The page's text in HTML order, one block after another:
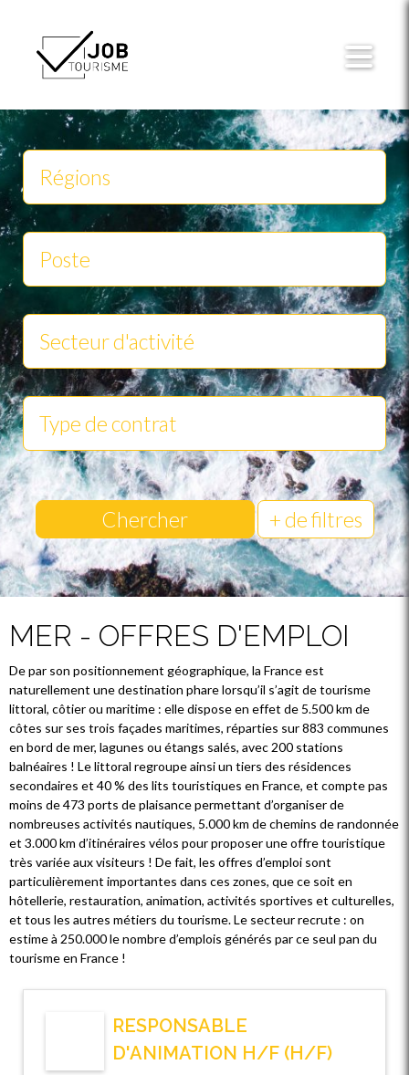
Chercher + de filtres
MER - OFFRES D'EMPLOI
De par son positionnement géographique, la France est
naturellement une destination phare lorsqu’il s’agit de tourisme
littoral, côtier ou maritime : elle dispose en effet de 5.500 km de
côtes sur ses trois façades maritimes, réparties sur 883 communes
en bord de mer, lagunes ou étangs salés, avec 200 stations
balnéaires ! Le littoral regroupe ainsi un tiers des résidences
secondaires et 40 % des lits touristiques en France, et compte pas
moins de 473 ports de plaisance permettant d’organiser de
nombreuses activités nautiques, 5.000 km de chemins de randonnée
et 3.000 km d’itinéraires vélos pour proposer une offre touristique
très variée aux visiteurs ! De fait, les offres d’emploi sont
particulièrement importantes dans ces zones, que ce soit en
hôtellerie, restauration, animation, activités sportives et culturelles,
et tous les autres métiers du tourisme. Le secteur recrute : on
estime à 250.000 le nombre d’emplois générés par ce seul pan du
tourisme en France !
RESPONSABLE
D'ANIMATION H/F (H/F)